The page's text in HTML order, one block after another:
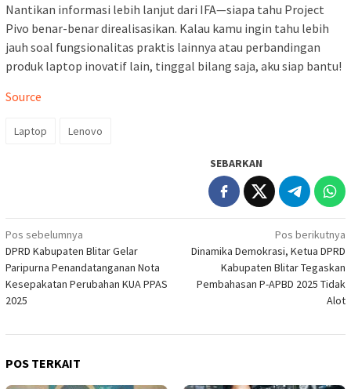
Nantikan informasi lebih lanjut dari IFA—siapa tahu Project
Pivo benar-benar direalisasikan. Kalau kamu ingin tahu lebih
jauh soal fungsionalitas praktis lainnya atau perbandingan
produk laptop inovatif lain, tinggal bilang saja, aku siap bantu!
Source
Laptop Lenovo
SEBARKAN
Navigasi
pos
Pos sebelumnya
DPRD Kabupaten Blitar Gelar
Paripurna Penandatanganan Nota
Kesepakatan Perubahan KUA PPAS
2025
Pos berikutnya
Dinamika Demokrasi, Ketua DPRD
Kabupaten Blitar Tegaskan
Pembahasan P-APBD 2025 Tidak
Alot
POS TERKAIT